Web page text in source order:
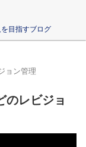
目指すブログ
ョン管理
のレビジョ